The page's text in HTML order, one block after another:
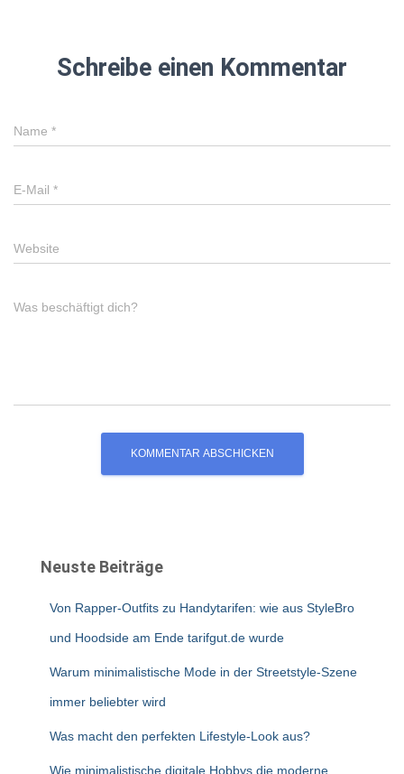
Schreibe einen Kommentar
Name *
E-Mail *
Website
Was beschäftigt dich?
Neuste Beiträge
Von Rapper-Outfits zu Handytarifen: wie aus StyleBro
und Hoodside am Ende tarifgut.de wurde
Warum minimalistische Mode in der Streetstyle-Szene
immer beliebter wird
Was macht den perfekten Lifestyle-Look aus?
Wie minimalistische digitale Hobbys die moderne